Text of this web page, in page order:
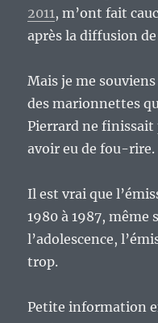
2011, m’ont fait
après la diffusion
Mais je me
des marionnettes
Pierrard ne finissait
avoir eu de fou-rire.
Il est vrai que
1980 à 1987,
l’adolescence,
trop.
Petite information